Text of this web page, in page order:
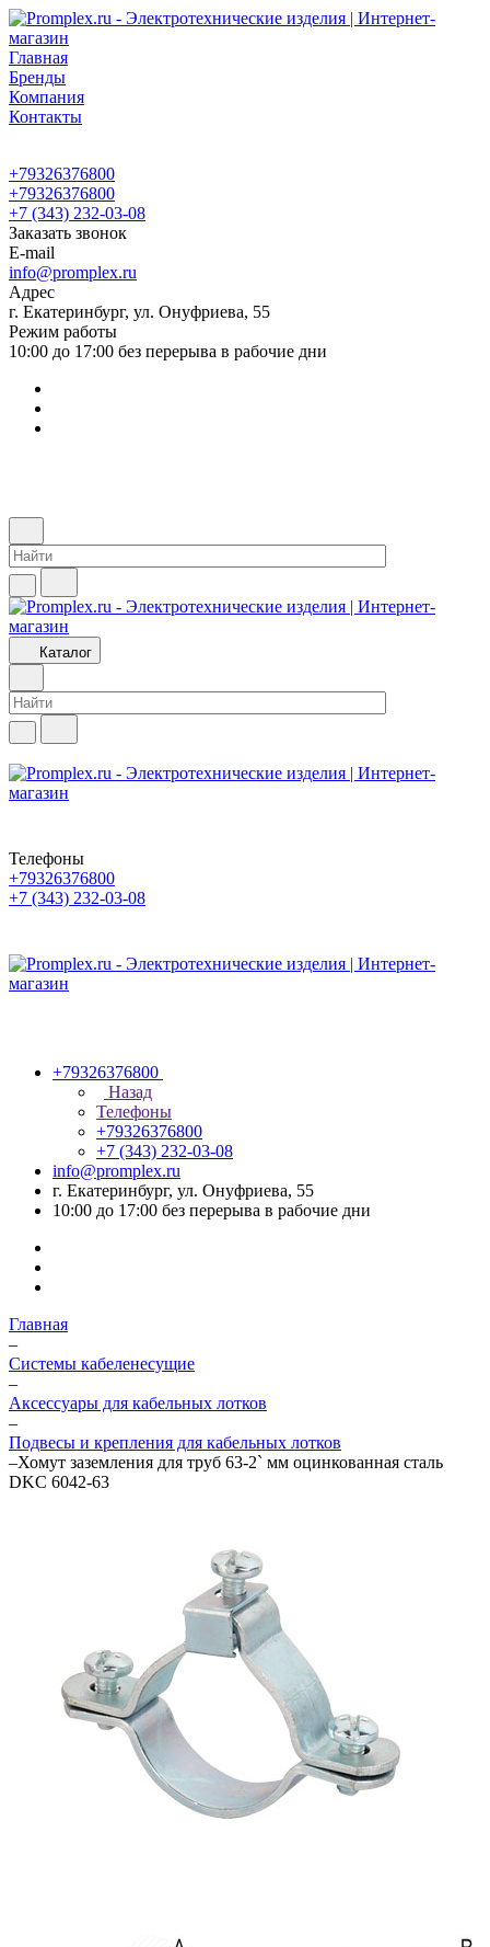
Главная
Бренды
Компания
Контакты
+79326376800
+79326376800
+7 (343) 232-03-08
Заказать звонок
E-mail
info@promplex.ru
Адрес
г. Екатеринбург, ул. Онуфриева, 55
Режим работы
10:00 до 17:00 без перерыва в рабочие дни
Каталог
Телефоны
+79326376800
+7 (343) 232-03-08
+79326376800
Назад
Телефоны
+79326376800
+7 (343) 232-03-08
info@promplex.ru
г. Екатеринбург, ул. Онуфриева, 55
10:00 до 17:00 без перерыва в рабочие дни
Главная
–
Системы кабеленесущие
–
Аксессуары для кабельных лотков
–
Подвесы и крепления для кабельных лотков
–Хомут заземления для труб 63-2` мм оцинкованная сталь
DKC 6042-63